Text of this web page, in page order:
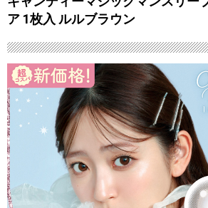
ア 1枚入 ルルブラウン